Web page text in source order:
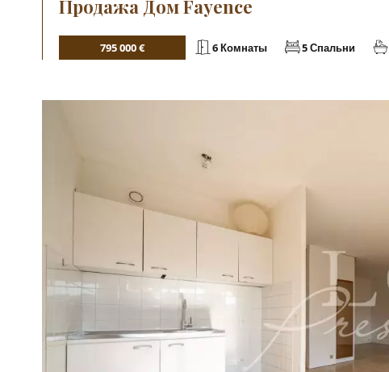
Продажа Дом Fayence
795 000 € 6 Комнаты 5 Спальни